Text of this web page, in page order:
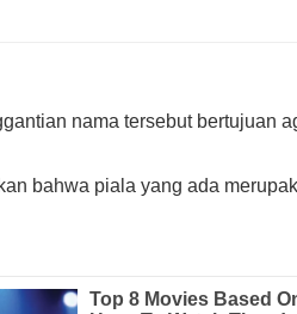
nama tersebut bertujuan
bahwa piala yang ada